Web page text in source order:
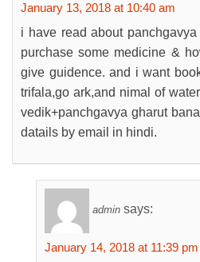
January 13, 2018 at 10:40 am
i have read about
purchase some medicine &
give guidence. and i want
trifala,go ark,and nimal of
vedik+panchgavya gharut
datails by email in hindi.
admin says:
January 14, 2018 at 11:39 pm